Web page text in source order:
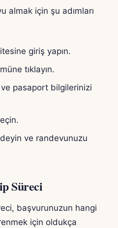
almak için şu adımları
giriş yapın.
tıklayın.
pasaport bilgilerinizi
ve randevunuzu
Süreci
başvurunuzun hangi
için oldukça